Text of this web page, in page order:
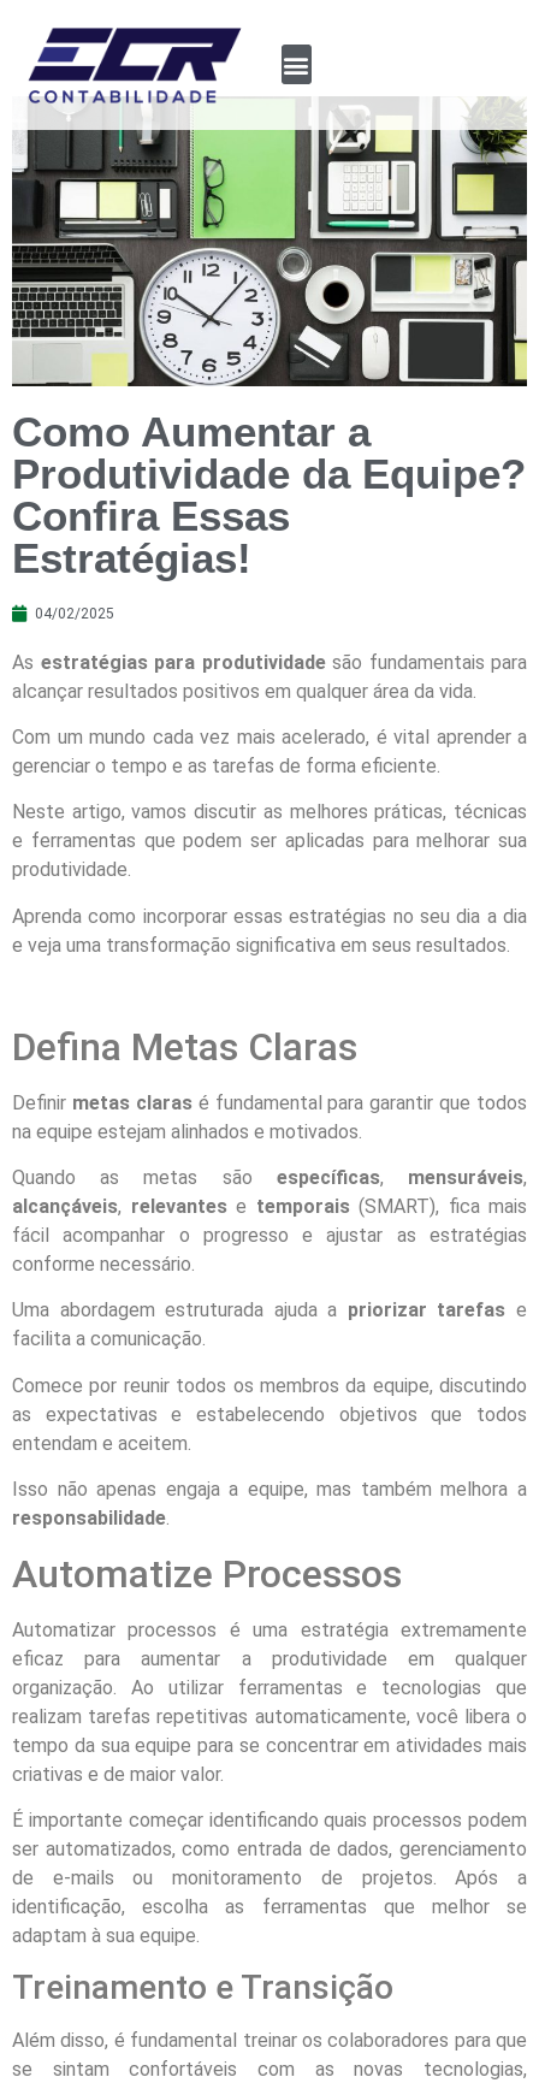
Como Aumentar a
Produtividade da Equipe?
Confira Essas
Estratégias!
04/02/2025
As estratégias para produtividadesão fundamentais para
alcançar resultados positivos em qualquer área da vida.
Com um mundo cada vez mais acelerado, é vital aprender a
gerenciar o tempo e as tarefas de forma eficiente.
Neste artigo, vamos discutir as melhores práticas, técnicas
e ferramentas que podem ser aplicadas para melhorar sua
produtividade.
Aprenda como incorporar essas estratégias no seu dia a dia
e veja uma transformação significativa em seus resultados.
Defina Metas Claras
Definir metas clarasé fundamental para garantir que todos
na equipe estejam alinhados e motivados.
Quando as metas são específicas, mensuráveis,
alcançáveis, relevantese temporais(SMART), fica mais
fácil acompanhar o progresso e ajustar as estratégias
conforme necessário.
Uma abordagem estruturada ajuda a priorizar tarefas e
facilita a comunicação.
Comece por reunir todos os membros da equipe, discutindo
as expectativas e estabelecendo objetivos que todos
entendam e aceitem.
Isso não apenas engaja a equipe, mas também melhora a
responsabilidade.
Automatize Processos
Automatizar processos é uma estratégia extremamente
eficaz para aumentar a produtividade em qualquer
organização. Ao utilizar ferramentas e tecnologias que
realizam tarefas repetitivas automaticamente, você libera o
tempo da sua equipe para se concentrar em atividades mais
criativas e de maior valor.
É importante começar identificando quais processos podem
ser automatizados, como entrada de dados, gerenciamento
de e-mails ou monitoramento de projetos. Após a
identificação, escolha as ferramentas que melhor se
adaptam à sua equipe.
Treinamento e Transição
Além disso, é fundamental treinar os colaboradores para que
se sintam confortáveis com as novas tecnologias,